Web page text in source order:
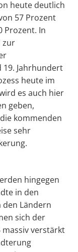
heute deutlich
57 Prozent
Prozent. In
zur
Jahrhundert
heute im
es auch hier
geben,
kommenden
sehr
hingegen
in den
Ländern
sich der
verstärkt